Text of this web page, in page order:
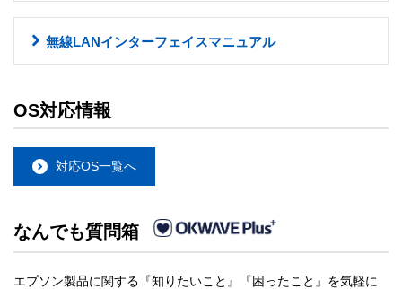
無線LANインターフェイスマニュアル
OS対応情報
対応OS一覧へ
なんでも質問箱
エプソン製品に関する『知りたいこと』『困ったこと』を気軽に